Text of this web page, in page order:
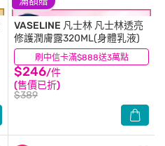
刷中信卡滿$888送3萬點
VASELINE 凡士林 凡士林透亮
修護潤膚露320ML(身體乳液)
$246/件
(售價已折)
$389
(7)